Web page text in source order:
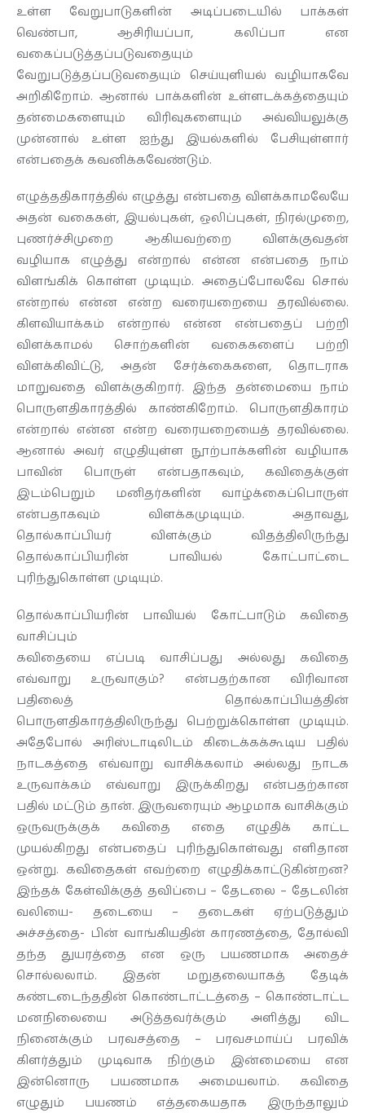
உள்ள வேறுபாடுகளின் அடிப்படையில் பாக்கள்
வெண்பா, ஆசிரியப்பா, கலிப்பா என
வகைப்படுத்தப்படுவதையும்
வேறுபடுத்தப்படுவதையும் செய்யுளியல் வழியாகவே
அறிகிறோம். ஆனால் பாக்களின் உள்ளடக்கத்தையும்
தன்மைகளையும் விரிவுகளையும் அவ்வியலுக்கு
முன்னால் உள்ள ஐந்து இயல்களில் பேசியுள்ளார்
என்பதைக் கவனிக்கவேண்டும்.
எழுத்ததிகாரத்தில் எழுத்து என்பதை விளக்காமலேயே
அதன் வகைகள், இயல்புகள், ஒலிப்புகள், நிரல்முறை,
புணர்ச்சிமுறை ஆகியவற்றை விளக்குவதன்
வழியாக எழுத்து என்றால் என்ன என்பதை நாம்
விளங்கிக் கொள்ள முடியும். அதைப்போலவே சொல்
என்றால் என்ன என்ற வரையறையை தரவில்லை.
கிளவியாக்கம் என்றால் என்ன என்பதைப் பற்றி
விளக்காமல் சொற்களின் வகைகளைப் பற்றி
விளக்கிவிட்டு, அதன் சேர்க்கைகளை, தொடராக
மாறுவதை விளக்குகிறார். இந்த தன்மையை நாம்
பொருளதிகாரத்தில் காண்கிறோம். பொருளதிகாரம்
என்றால் என்ன என்ற வரையறையைத் தரவில்லை.
ஆனால் அவர் எழுதியுள்ள நூற்பாக்களின் வழியாக
பாவின் பொருள் என்பதாகவும், கவிதைக்குள்
இடம்பெறும் மனிதர்களின் வாழ்க்கைப்பொருள்
என்பதாகவும் விளக்கமுடியும். அதாவது,
தொல்காப்பியர் விளக்கும் விதத்திலிருந்து
தொல்காப்பியரின் பாவியல் கோட்பாட்டை
புரிந்துகொள்ள முடியும்.
தொல்காப்பியரின் பாவியல் கோட்பாடும் கவிதை
வாசிப்பும்
கவிதையை எப்படி வாசிப்பது அல்லது கவிதை
எவ்வாறு உருவாகும்? என்பதற்கான விரிவான
பதிலைத் தொல்காப்பியத்தின்
பொருளதிகாரத்திலிருந்து பெற்றுக்கொள்ள முடியும்.
அதேபோல் அரிஸ்டாடிலிடம் கிடைக்கக்கூடிய பதில்
நாடகத்தை எவ்வாறு வாசிக்கலாம் அல்லது நாடக
உருவாக்கம் எவ்வாறு இருக்கிறது என்பதற்கான
பதில் மட்டும் தான். இருவரையும் ஆழமாக வாசிக்கும்
ஒருவருக்குக் கவிதை எதை எழுதிக் காட்ட
முயல்கிறது என்பதைப் புரிந்துகொள்வது எளிதான
ஒன்று. கவிதைகள் எவற்றை எழுதிக்காட்டுகின்றன?
இந்தக் கேள்விக்குத் தவிப்பை – தேடலை – தேடலின்
வலியை- தடையை – தடைகள் ஏற்படுத்தும்
அச்சத்தை- பின் வாங்கியதின் காரணத்தை, தோல்வி
தந்த துயரத்தை என ஒரு பயணமாக அதைச்
சொல்லலாம். இதன் மறுதலையாகத் தேடிக்
கண்டடைந்ததின் கொண்டாட்டத்தை – கொண்டாட்ட
மனநிலையை அடுத்தவர்க்கும் அளித்து விட
நினைக்கும் பரவசத்தை – பரவசமாய்ப் பரவிக்
கிளர்த்தும் முடிவாக நிற்கும் இன்மையை என
இன்னொரு பயணமாக அமையலாம். கவிதை
எழுதும் பயணம் எத்தகையதாக இருந்தாலும்